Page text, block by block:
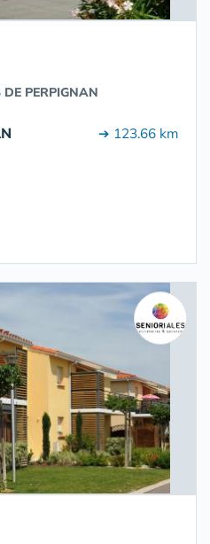
DE PERPIGNAN
➔ 123.66 km